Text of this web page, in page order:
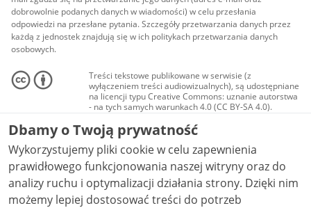
dobrowolnie podanych danych w wiadomości) w celu przesłania
odpowiedzi na przesłane pytania. Szczegóły przetwarzania danych przez
każdą z jednostek znajdują się w ich politykach przetwarzania danych
osobowych.
Treści tekstowe publikowane w serwisie (z
wyłączeniem treści audiowizualnych), są udostępniane
na licencji typu Creative Commons: uznanie autorstwa
- na tych samych warunkach 4.0 (CC BY-SA 4.0).
Materiały audiowizualne, w tym zdjęcia, materiały
audio i wideo, są udostępniane na licencji typu
Creative Commons: uznanie autorstwa użycie
niekomercyjne - bez utworów zależnych 4.0 (CC BY-
NC-ND 4.0), o ile nie jest to stwierdzone inaczej.
Dbamy o Twoją prywatność
Wykorzystujemy pliki cookie w celu zapewnienia
prawidłowego funkcjonowania naszej witryny oraz do
analizy ruchu i optymalizacji działania strony. Dzięki nim
możemy lepiej dostosować treści do potrzeb